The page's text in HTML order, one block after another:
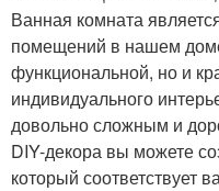
Ванная комната
помещений в нашем
функциональной, но и
индивидуального
довольно сложным и
DIY-декора вы можете
который соответствует